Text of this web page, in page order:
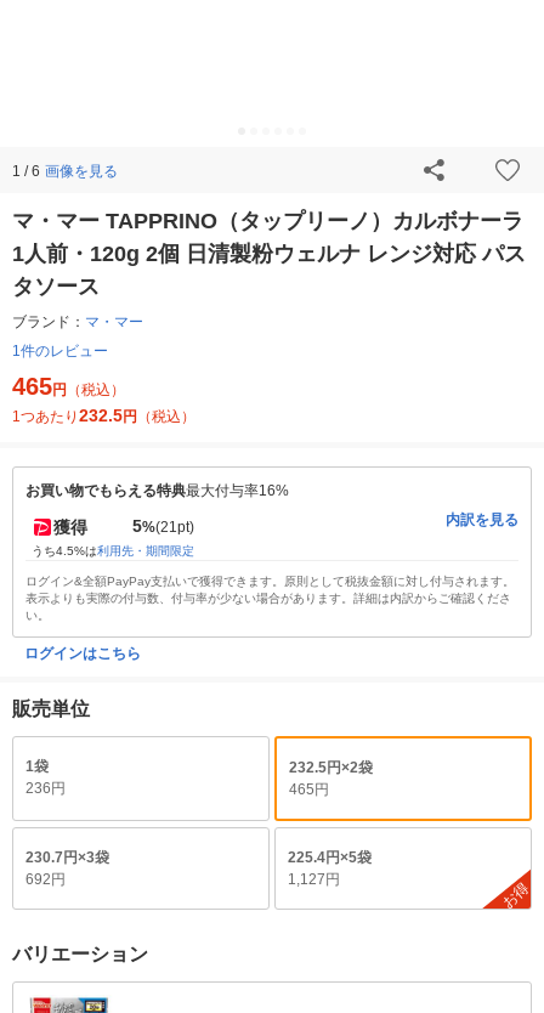
1 / 6 画像を見る
マ・マー TAPPRINO（タップリーノ）カルボナーラ
1人前・120g 2個 日清製粉ウェルナ レンジ対応 パス
タソース
ブランド： マ・マー
1件のレビュー
465円
（税込）
1つあたり 232.5円 （税込）
お買い物でもらえる特典最大付与率16%
獲得 5%(21pt)
うち4.5%は利用先・期間限定
内訳を見る
ログイン&全額PayPay支払いで獲得できます。原則として税抜金額に対し付与されます。
表示よりも実際の付与数、付与率が少ない場合があります。詳細は内訳からご確認くださ
い。
ログインはこちら
販売単位
1袋
236円
232.5円×2袋
465円
230.7円×3袋
692円
225.4円×5袋
1,127円
お得
バリエーション